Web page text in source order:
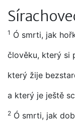
1 Ó smrti, jak
člověku, který si
který žije
a který je ještě
2 Ó smrti, jak